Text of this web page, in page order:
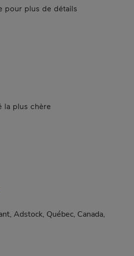
pour plus de détails
la plus chère
Adstock, Québec, Canada,